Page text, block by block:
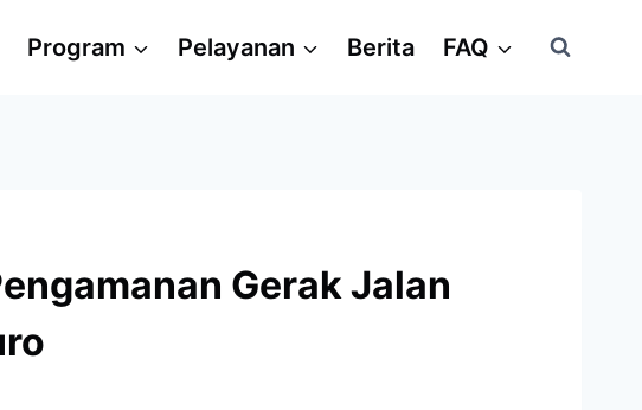
Program Pelayanan Berita FAQ
Gerak Jalan